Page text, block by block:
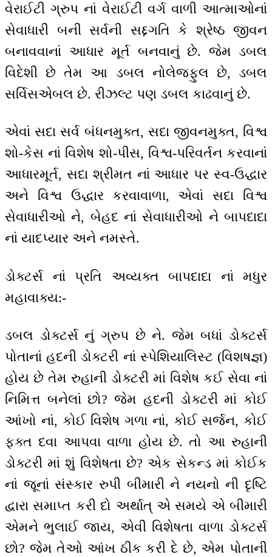
વેરાઈટી ગ્રુપ નાં વેરાઈટી વર્ગ વાળી આત્માઓનાં
સેવાધારી બની સર્વની સદ્દગતિ કે શ્રેષ્ઠ જીવન
બનાવવાનાં આધાર મૂર્ત બનવાનું છે. જેમ ડબલ
વિદેશી છે તેમ આ ડબલ નોલેજફુલ છે, ડબલ
સર્વિસએબલ છે. રીઝલ્ટ પણ ડબલ કાઢવાનું છે.
એવાં સદા સર્વ બંધનમુક્ત, સદા જીવનમુક્ત, વિશ્વ
શો-કેસ નાં વિશેષ શો-પીસ, વિશ્વ-પરિવર્તન કરવાનાં
આધારમૂર્ત, સદા શ્રીમત નાં આધાર પર સ્વ-ઉદ્ધાર
અને વિશ્વ ઉદ્ધાર કરવાવાળા, એવાં સદા વિશ્વ
સેવાધારીઓ ને, બેહદ નાં સેવાધારીઓ ને બાપદાદા
નાં યાદપ્યાર અને નમસ્તે.
ડોક્ટર્સ નાં પ્રતિ અવ્યક્ત બાપદાદા નાં મધુર
મહાવાક્ય:-
ડબલ ડોક્ટર્સ નું ગ્રુપ છે ને. જેમ બધાં ડોક્ટર્સ
પોતાનાં હદની ડોક્ટરી નાં સ્પેશિયાલિસ્ટ (વિશષજ્ઞ)
હોય છે તેમ રુહાની ડોક્ટરી માં વિશેષ કઈ સેવા નાં
નિમિત્ત બનેલાં છો? જેમ હદની ડોક્ટરી માં કોઈ
આંખો નાં, કોઈ વિશેષ ગળા નાં, કોઈ સર્જન, કોઈ
ફક્ત દવા આપવા વાળા હોય છે. તો આ રુહાની
ડોક્ટરી માં શું વિશેષતા છે? એક સેકન્ડ માં કોઈક
નાં જૂનાં સંસ્કાર રુપી બીમારી ને નયનો ની દૃષ્ટિ
દ્વારા સમાપ્ત કરી દો અર્થાત્ એ સમયે એ બીમારી
એમને ભુલાઈ જાય, એવી વિશેષતા વાળા ડોક્ટર્સ
છો? જેમ તેઓ આંખ ઠીક કરી દે છે, એમ પોતાની